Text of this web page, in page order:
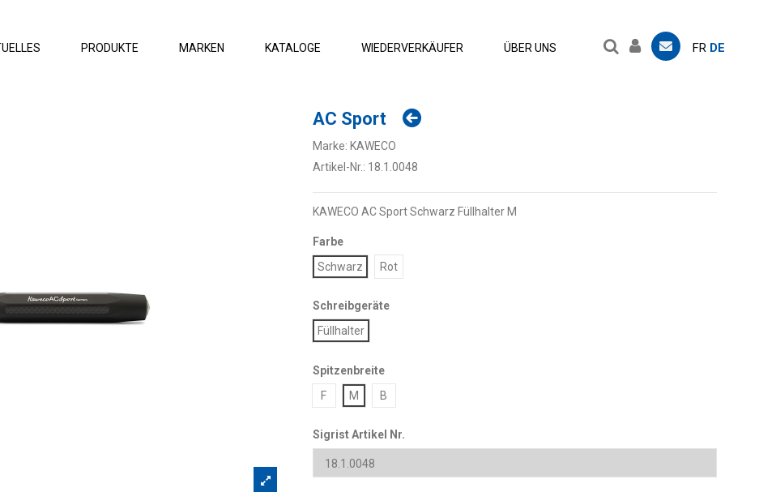
PRODUKTE MARKEN KATALOGE WIEDERVERKÄUFER ÜBER UNS FR DE
AC Sport
Marke: KAWECO
Artikel-Nr.: 18.1.0048
KAWECO AC Sport Schwarz Füllhalter M
Farbe
Schwarz
Rot
Schreibgeräte
Füllhalter
Spitzenbreite
F
M B
Sigrist Artikel Nr.